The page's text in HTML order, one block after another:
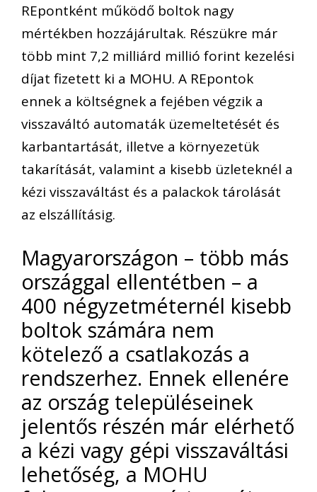
REpontként működő boltok nagy
mértékben hozzájárultak. Részükre már
több mint 7,2 milliárd millió forint kezelési
díjat fizetett ki a MOHU. A REpontok
ennek a költségnek a fejében végzik a
visszaváltó automaták üzemeltetését és
karbantartását, illetve a környezetük
takarítását, valamint a kisebb üzleteknél a
kézi visszaváltást és a palackok tárolását
az elszállításig.
Magyarországon – több más
országgal ellentétben – a
400 négyzetméternél kisebb
boltok számára nem
kötelező a csatlakozás a
rendszerhez. Ennek ellenére
az ország településeinek
jelentős részén már elérhető
a kézi vagy gépi visszaváltási
lehetőség, a MOHU